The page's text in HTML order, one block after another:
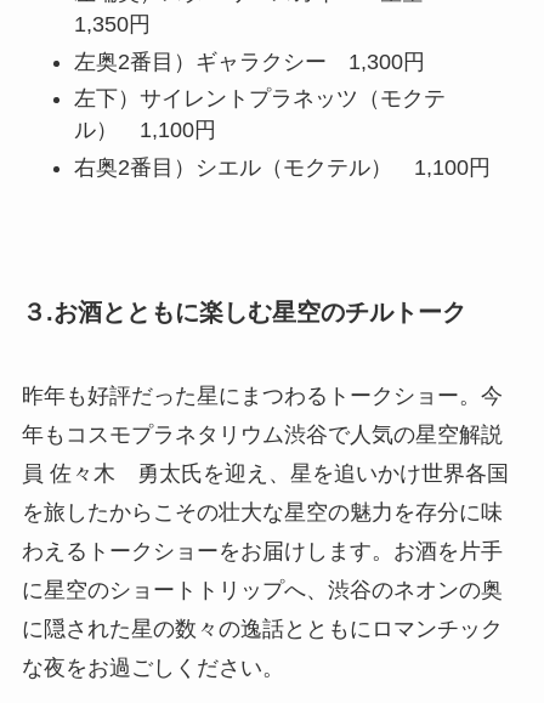
1,350円
左奥2番目）ギャラクシー 1,300円
左下）サイレントプラネッツ（モクテ
ル） 1,100円
右奥2番目）シエル（モクテル） 1,100円
３.お酒とともに楽しむ星空のチルトーク
昨年も好評だった星にまつわるトークショー。今
年もコスモプラネタリウム渋谷で人気の星空解説
員 佐々木 勇太氏を迎え、星を追いかけ世界各国
を旅したからこその壮大な星空の魅力を存分に味
わえるトークショーをお届けします。お酒を片手
に星空のショートトリップへ、渋谷のネオンの奥
に隠された星の数々の逸話とともにロマンチック
な夜をお過ごしください。